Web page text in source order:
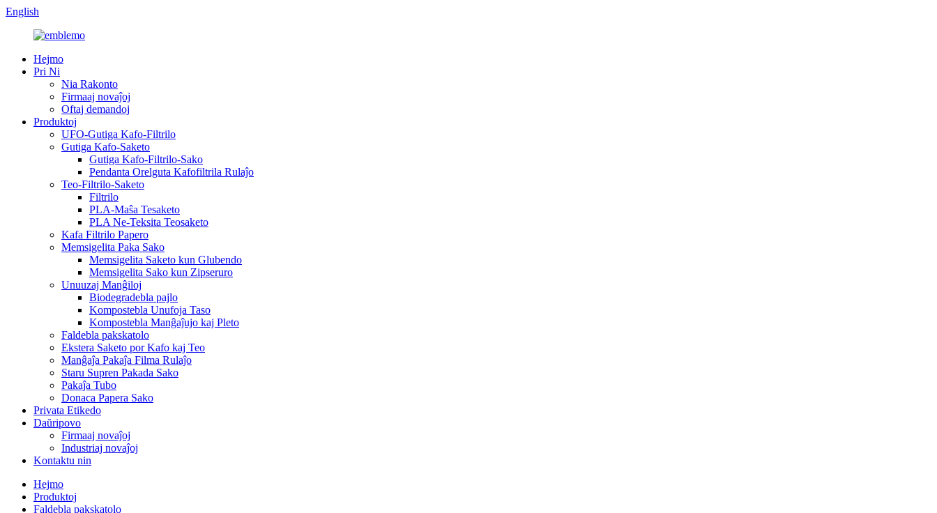
English
Hejmo
Pri Ni
Nia Rakonto
Firmaaj novaĵoj
Oftaj demandoj
Produktoj
UFO-Gutiga Kafo-Filtrilo
Gutiga Kafo-Saketo
Gutiga Kafo-Filtrilo-Sako
Pendanta Orelguta Kafofiltrila Rulaĵo
Teo-Filtrilo-Saketo
Filtrilo
PLA-Maŝa Tesaketo
PLA Ne-Teksita Teosaketo
Kafa Filtrilo Papero
Memsigelita Paka Sako
Memsigelita Saketo kun Glubendo
Memsigelita Sako kun Zipseruro
Unuuzaj Manĝiloj
Biodegradebla pajlo
Kompostebla Unufoja Taso
Kompostebla Manĝaĵujo kaj Pleto
Faldebla pakskatolo
Ekstera Saketo por Kafo kaj Teo
Manĝaĵa Pakaĵa Filma Rulaĵo
Staru Supren Pakada Sako
Pakaĵa Tubo
Donaca Papera Sako
Privata Etikedo
Daŭripovo
Firmaaj novaĵoj
Industriaj novaĵoj
Kontaktu nin
Hejmo
Produktoj
Faldebla pakskatolo